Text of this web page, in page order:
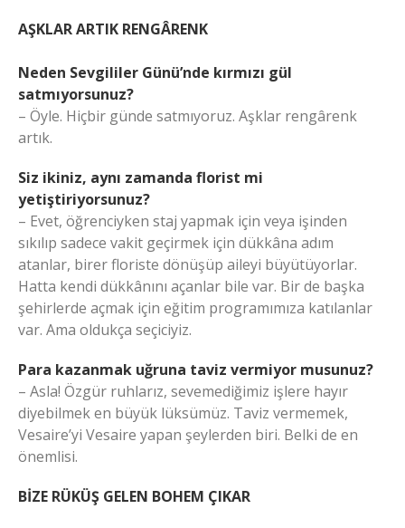
AŞKLAR ARTIK RENGÂRENK
Neden Sevgililer Günü’nde kırmızı gül
satmıyorsunuz?
– Öyle. Hiçbir günde satmıyoruz. Aşklar rengârenk
artık.
Siz ikiniz, aynı zamanda florist mi
yetiştiriyorsunuz?
– Evet, öğrenciyken staj yapmak için veya işinden
sıkılıp sadece vakit geçirmek için dükkâna adım
atanlar, birer floriste dönüşüp aileyi büyütüyorlar.
Hatta kendi dükkânını açanlar bile var. Bir de başka
şehirlerde açmak için eğitim programımıza katılanlar
var. Ama oldukça seçiciyiz.
Para kazanmak uğruna taviz vermiyor musunuz?
– Asla! Özgür ruhlarız, sevemediğimiz işlere hayır
diyebilmek en büyük lüksümüz. Taviz vermemek,
Vesaire’yi Vesaire yapan şeylerden biri. Belki de en
önemlisi.
BİZE RÜKÜŞ GELEN BOHEM ÇIKAR